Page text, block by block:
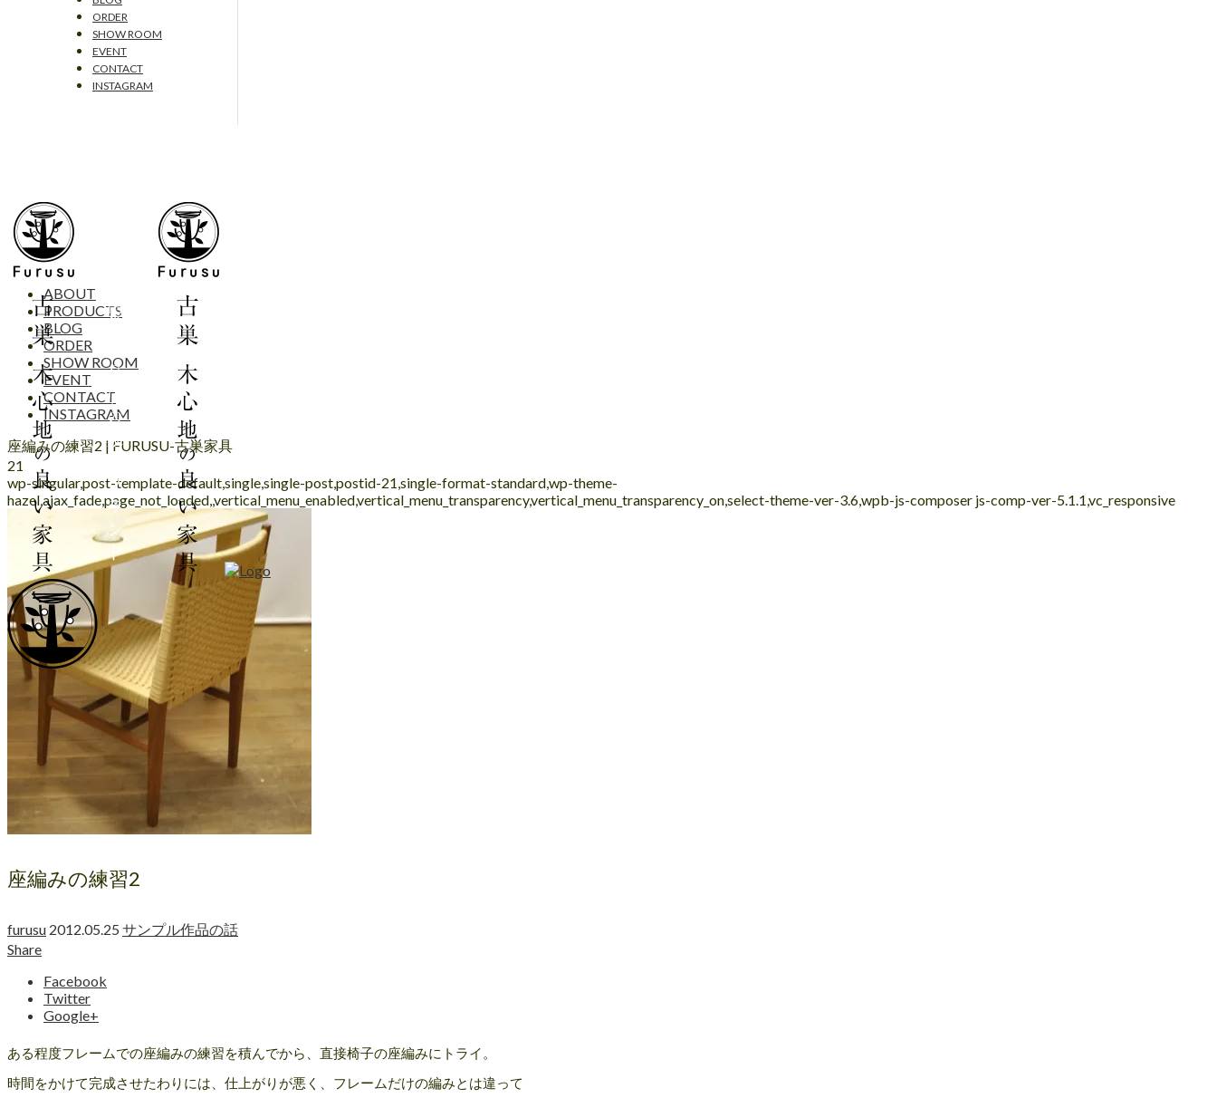
ORDER
SHOW ROOM
EVENT
CONTACT
INSTAGRAM
ABOUT
PRODUCTS
BLOG
ORDER
SHOW ROOM
EVENT
CONTACT
INSTAGRAM
座編みの練習2 | FURUSU-古巣家具
21
wp-singular,post-template-default,single,single-post,postid-21,single-format-standard,wp-theme-
hazel,ajax_fade,page_not_loaded,,vertical_menu_enabled,vertical_menu_transparency,vertical_menu_transparency_on,select-theme-ver-3.6,wpb-js-composer js-comp-ver-5.1.1,vc_responsive
座編みの練習2
furusu 2012.05.25 サンプル作品の話
Share
Facebook
Twitter
Google+
ある程度フレームでの座編みの練習を積んでから、直接椅子の座編みにトライ。
時間をかけて完成させたわりには、仕上がりが悪く、フレームだけの編みとは違って